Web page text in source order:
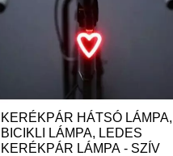
KERÉKPÁR HÁTSÓ LÁMPA,
BICIKLI LÁMPA, LEDES
KERÉKPÁR LÁMPA - SZÍV